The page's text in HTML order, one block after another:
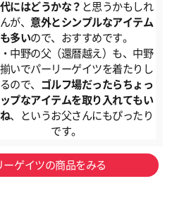
にはどうかな？ と思うかもしれ
が、 意外とシンプルなアイテム
も多いので、おすすめです。
中野の父（還暦越え）も、中野
いでパーリーゲイツを着たりし
ので、
ゴルフ場だったらちょっ
プなアイテムを取り入れてもい
、というお父さんにもぴったり
です。
ーゲイツの商品をみる